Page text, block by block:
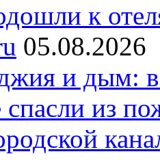
к
05.08.2026
и дым:
из